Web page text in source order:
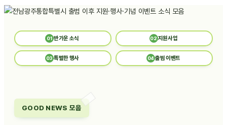
전남광주통합특별시 이슈, 다 정리해 왔습니다 — 출범
01 반가운 소식 02 지원사업
03특별한 행사 04출범이벤트
GOOD NEWS 모음